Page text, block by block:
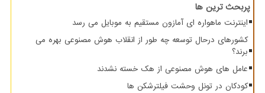
پربحث ترین ها
اینترنت ماهواره ای آمازون مستقیم به موبایل می رسد
کشورهای درحال توسعه چه طور از انقلاب هوش مصنوعی بهره می
برند؟
عامل های هوش مصنوعی از هک خسته نشدند
کودکان در تونل وحشت فیلترشکن ها